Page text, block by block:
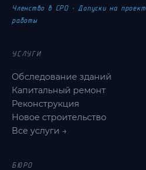
Членство в СРО · Допуски на
работы
УСЛУГИ
Обследование зданий
Капитальный ремонт
Реконструкция
Новое строительство
Все услуги →
БЮРО